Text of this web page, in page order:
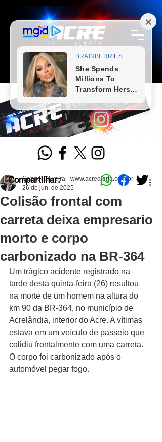
Colisão frontal com
carreta deixa empresario
morto e corpo
carbonizado na BR-364
Gabriel Oliveira - www.acrealerta.com.br
26 de jun. de 2025
Um trágico acidente registrado na
tarde desta quinta-feira (26) resultou
na morte de um homem na altura do
km 90 da BR-364, no município de
Acrelândia, interior do Acre. A vítimas
estava em um veículo de passeio que
colidiu frontalmente com uma carreta.
O corpo foi carbonizado após o
automóvel pegar fogo.
Compartilhar: